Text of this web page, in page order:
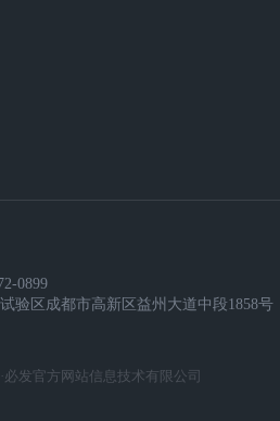
0899
验区成都市高新区益州大道中段1858号
发官方网站信息技术有限公司